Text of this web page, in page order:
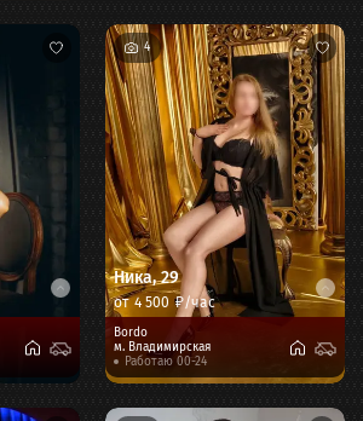
Ника,29
от4 500 ₽/час
Bordo
м. Владимирская
Работаю 00-24
4